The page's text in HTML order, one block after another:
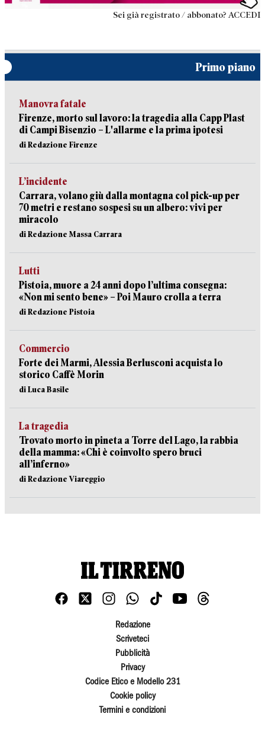
Sei già registrato / abbonato? ACCEDI
Primo piano
Manovra fatale
Firenze, morto sul lavoro: la tragedia alla Capp Plast
di Campi Bisenzio – L'allarme e la prima ipotesi
di Redazione Firenze
L’incidente
Carrara, volano giù dalla montagna col pick-up per
70 metri e restano sospesi su un albero: vivi per
miracolo
di Redazione Massa Carrara
Lutti
Pistoia, muore a 24 anni dopo l’ultima consegna:
«Non mi sento bene» – Poi Mauro crolla a terra
di Redazione Pistoia
Commercio
Forte dei Marmi, Alessia Berlusconi acquista lo
storico Caffè Morin
di Luca Basile
La tragedia
Trovato morto in pineta a Torre del Lago, la rabbia
della mamma: «Chi è coinvolto spero bruci
all’inferno»
di Redazione Viareggio
Redazione
Scriveteci
Pubblicità
Privacy
Codice Etico e Modello 231
Cookie policy
Termini e condizioni